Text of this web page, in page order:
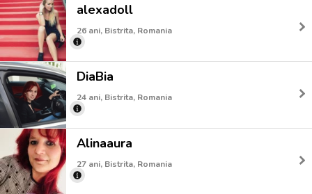
alexadoll
26 ani, Bistrita, Romania
DiaBia
24 ani, Bistrita, Romania
Alinaaura
27 ani, Bistrita, Romania